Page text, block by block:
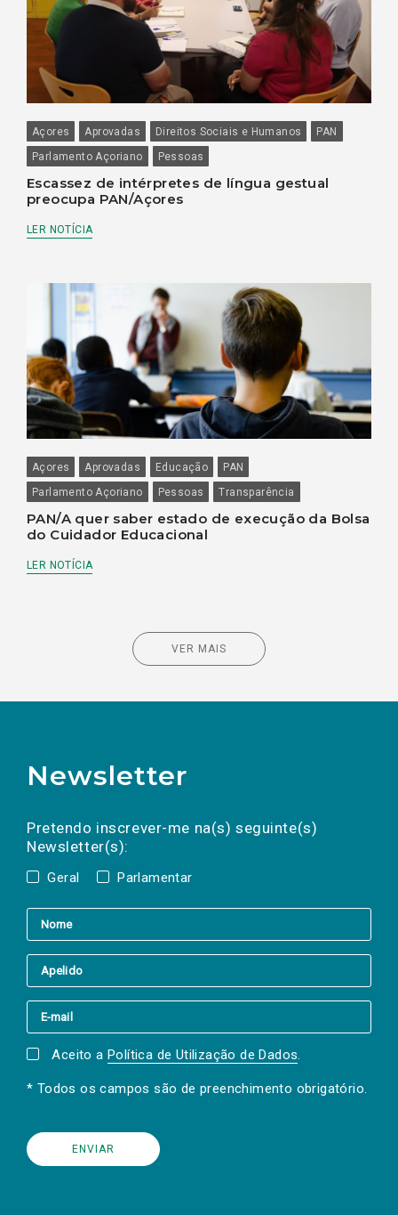
Açores Aprovadas Direitos Sociais e Humanos
PAN
Parlamento Açoriano
Pessoas
Escassez de intérpretes de língua gestual
preocupa PAN/Açores
LER NOTÍCIA
Açores Aprovadas Educação
PAN
Parlamento Açoriano
Pessoas Transparência
PAN/A quer saber estado de execução da Bolsa
do Cuidador Educacional
LER NOTÍCIA
VER MAIS
Newsletter
Pretendo inscrever-me na(s) seguinte(s)
Newsletter(s):
Geral Parlamentar
a(s) newsletter(s).
mail
Aceito a Política de Utilização de Dados.
* Todos os campos são de preenchimento obrigatório.